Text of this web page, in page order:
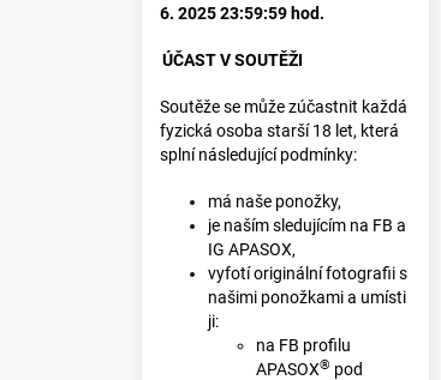
6. 2025 23:59:59 hod.
ÚČAST V SOUTĚŽI
Soutěže se může zúčastnit každá
fyzická osoba starší 18 let, která
splní následující podmínky:
má naše ponožky,
je naším sledujícím na FB a
IG APASOX,
vyfotí originální fotografii s
našimi ponožkami a umísti
ji:
na FB profilu
APASOX® pod